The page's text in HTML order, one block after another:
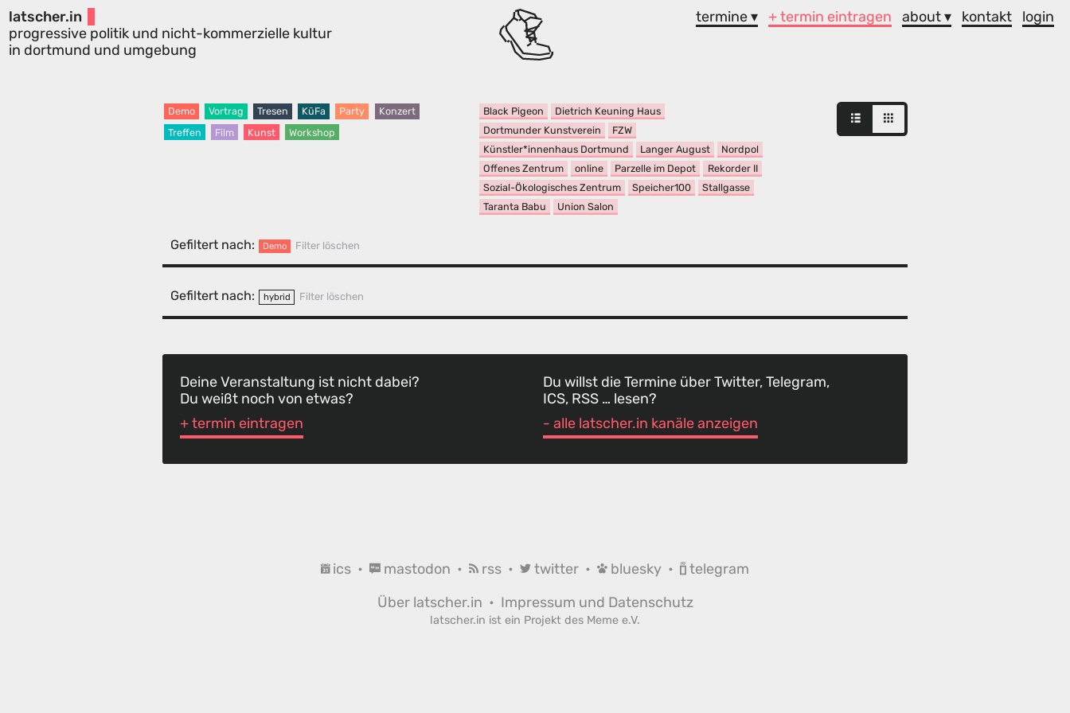
latscher.in
progressive politik und nicht-kommerzielle kultur
in dortmund und umgebung
termine ▾ + termin eintragen about ▾ kontakt login
Demo Vortrag Tresen KüFa Party
Konzert
Treffen
Film Kunst Workshop
Black Pigeon
Dietrich Keuning Haus
Dortmunder Kunstverein
FZW
Künstler*innenhaus Dortmund
Langer August
Nordpol
Offenes Zentrum
online Parzelle im Depot
Rekorder II
Sozial-Ökologisches Zentrum
Speicher100
Stallgasse
Taranta Babu
Union Salon
Gefiltert nach: Demo Filter löschen
Gefiltert nach: hybrid Filter löschen
Deine Veranstaltung ist nicht dabei?
Du weißt noch von etwas?
+ termin eintragen
Du willst die Termine über Twitter, Telegram,
ICS, RSS … lesen?
- alle latscher.in kanäle anzeigen
ics • mastodon • rss • twitter • bluesky •
telegram
Über latscher.in • Impressum und Datenschutz
latscher.in ist ein Projekt des Meme e.V.